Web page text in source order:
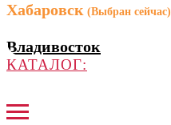
Хабаровск (Выбран сейчас)
Владивосток
КАТАЛОГ: